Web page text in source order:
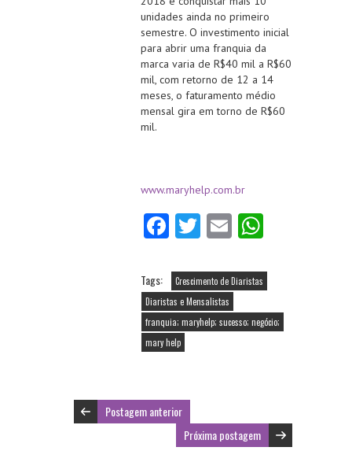
unidades ainda no primeiro
semestre. O investimento inicial
para abrir uma franquia da
marca varia de R$40 mil a R$60
mil, com retorno de 12 a 14
meses, o faturamento médio
mensal gira em torno de R$60
mil.
www.maryhelp.com.br
Fa
b
o
o
k
T
itt
er
E
ai
l
ts
A
p
Tags:
Crescimento de Diaristas
Diaristas e Mensalistas
franquia; maryhelp; sucesso; negócio;
mary help
Postagem anterior
Próxima postagem